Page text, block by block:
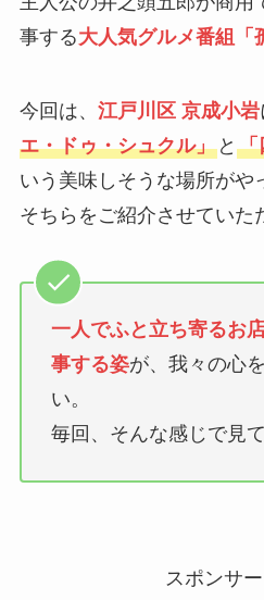
事する大人気グルメ番組「
今回は、 江戸川区 京成小岩
エ・ドゥ・シュクル」と 「
いう美味しそうな場所がや
そちらをご紹介させていた
一人でふと立ち寄るお
事する姿が、我々の心
い。
毎回、そんな感じで見
スポンサ